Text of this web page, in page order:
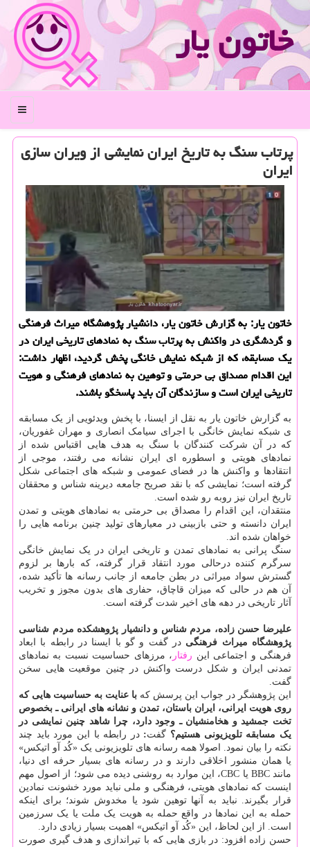
خاتون یار
منو
پرتاب سنگ به تاریخ ایران نمایشی از ویران سازی
ایران
خاتون یار: به گزارش خاتون یار، دانشیار پژوهشگاه میراث فرهنگی
و گردشگری در واکنش به پرتاب سنگ به نمادهای تاریخی ایران در
یک مسابقه، که از شبکه نمایش خانگی پخش گردید، اظهار داشت:
این اقدام مصداق بی حرمتی و توهین به نمادهای فرهنگی و هویت
تاریخی ایران است و سازندگان آن باید پاسخگو باشند.
به گزارش خاتون یار به نقل از ایسنا، با پخش ویدئویی از یک مسابقه
ی شبکه نمایش خانگی با اجرای سیامک انصاری و مهران غفوریان،
که در آن شرکت کنندگان با سنگ به هدف هایی اقتباس شده از
نمادهای هویتی و اسطوره ای ایران نشانه می رفتند، موجی از
انتقادها و واکنش ها در فضای عمومی و شبکه های اجتماعی شکل
گرفته است؛ نمایشی که با نقد صریح جامعه دیرینه شناس و محققان
تاریخ ایران نیز روبه رو شده است.
منتقدان، این اقدام را مصداق بی حرمتی به نمادهای هویتی و تمدن
ایران دانسته و حتی بازبینی در معیارهای تولید چنین برنامه هایی را
خواهان شده اند.
سنگ پرانی به نمادهای تمدن و تاریخی ایران در یک نمایش خانگی
سرگرم کننده درحالی مورد انتقاد قرار گرفته، که بارها بر لزوم
گسترش سواد میراثی در بطن جامعه از جانب رسانه ها تأکید شده،
آن هم در حالی که میزان قاچاق، حفاری های بدون مجوز و تخریب
آثار تاریخی در دهه های اخیر شدت گرفته است.
علیرضا حسن زاده، مردم شناس و دانشیار پژوهشکده مردم شناسی
پژوهشگاه میراث فرهنگی در گفت و گو با ایسنا در رابطه با ابعاد
فرهنگی و اجتماعی این رفتار ، مرزهای حساسیت نسبت به نمادهای
تمدنی ایران و شکل درست واکنش در چنین موقعیت هایی سخن
گفت.
این پژوهشگر در جواب این پرسش که با عنایت به حساسیت هایی که
روی هویت ایرانی، ایران باستان، تمدن و نشانه های ایرانی ـ بخصوص
تخت جمشید و هخامنشیان ـ وجود دارد، چرا شاهد چنین نمایشی در
یک مسابقه تلویزیونی هستیم؟ گفت:در رابطه با این مورد باید چند
نکته را بیان نمود. اصولا همه رسانه های تلویزیونی یک «کُد آو اتیکس»
یا همان منشور اخلاقی دارند و در رسانه های بسیار حرفه ای دنیا،
مانند BBC یا CBC، این موارد به روشنی دیده می شود؛ از اصول مهم
اینست که نمادهای هویتی، فرهنگی و ملی نباید مورد خشونت نمادین
قرار بگیرند. نباید به آنها توهین شود یا مخدوش شوند؛ برای اینکه
حمله به این نمادها در واقع حمله به هویت یک ملت یا یک سرزمین
است. از این لحاظ، این «کُد آو اتیکس» اهمیت بسیار زیادی دارد.
حسن زاده افزود: در بازی هایی که با تیراندازی و هدف گیری صورت